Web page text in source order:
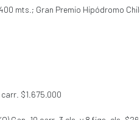
mts.; Gran Premio Hipódromo
carr. $1.675.000